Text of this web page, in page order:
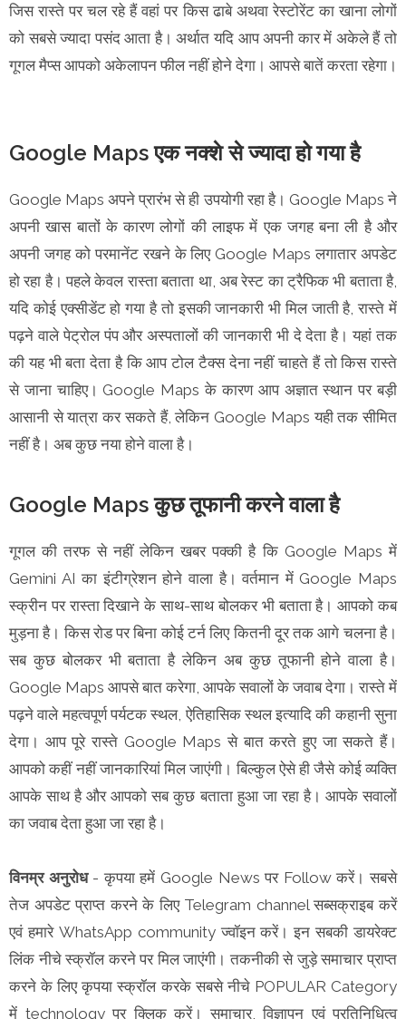
जिस रास्ते पर चल रहे हैं वहां पर किस ढाबे अथवा रेस्टोरेंट का खाना लोगों
को सबसे ज्यादा पसंद आता है। अर्थात यदि आप अपनी कार में अकेले हैं तो
गूगल मैप्स आपको अकेलापन फील नहीं होने देगा। आपसे बातें करता रहेगा।
Google Maps एक नक्शे से ज्यादा हो गया है
Google Maps अपने प्रारंभ से ही उपयोगी रहा है। Google Maps ने
अपनी खास बातों के कारण लोगों की लाइफ में एक जगह बना ली है और
अपनी जगह को परमानेंट रखने के लिए Google Maps लगातार अपडेट
हो रहा है। पहले केवल रास्ता बताता था, अब रेस्ट का ट्रैफिक भी बताता है,
यदि कोई एक्सीडेंट हो गया है तो इसकी जानकारी भी मिल जाती है, रास्ते में
पढ़ने वाले पेट्रोल पंप और अस्पतालों की जानकारी भी दे देता है। यहां तक
की यह भी बता देता है कि आप टोल टैक्स देना नहीं चाहते हैं तो किस रास्ते
से जाना चाहिए। Google Maps के कारण आप अज्ञात स्थान पर बड़ी
आसानी से यात्रा कर सकते हैं, लेकिन Google Maps यही तक सीमित
नहीं है। अब कुछ नया होने वाला है।
Google Maps कुछ तूफानी करने वाला है
गूगल की तरफ से नहीं लेकिन खबर पक्की है कि Google Maps में
Gemini AI का इंटीग्रेशन होने वाला है। वर्तमान में Google Maps
स्क्रीन पर रास्ता दिखाने के साथ-साथ बोलकर भी बताता है। आपको कब
मुड़ना है। किस रोड पर बिना कोई टर्न लिए कितनी दूर तक आगे चलना है।
सब कुछ बोलकर भी बताता है लेकिन अब कुछ तूफानी होने वाला है।
Google Maps आपसे बात करेगा, आपके सवालों के जवाब देगा। रास्ते में
पढ़ने वाले महत्वपूर्ण पर्यटक स्थल, ऐतिहासिक स्थल इत्यादि की कहानी सुना
देगा। आप पूरे रास्ते Google Maps से बात करते हुए जा सकते हैं।
आपको कहीं नहीं जानकारियां मिल जाएंगी। बिल्कुल ऐसे ही जैसे कोई व्यक्ति
आपके साथ है और आपको सब कुछ बताता हुआ जा रहा है। आपके सवालों
का जवाब देता हुआ जा रहा है।
विनम्र अनुरोध - कृपया हमें Google News पर Follow करें। सबसे
तेज अपडेट प्राप्त करने के लिए Telegram channel सब्सक्राइब करें
एवं हमारे WhatsApp community ज्वॉइन करें। इन सबकी डायरेक्ट
लिंक नीचे स्क्रॉल करने पर मिल जाएंगी। तकनीकी से जुड़े समाचार प्राप्त
करने के लिए कृपया स्क्रॉल करके सबसे नीचे POPULAR Category
में technology पर क्लिक करें। समाचार, विज्ञापन एवं प्रतिनिधित्व